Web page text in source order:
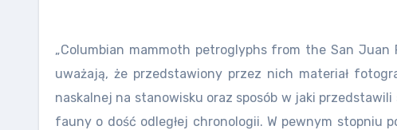
„Columbian mammoth petroglyphs from the San Juan
uważają, że przedstawiony przez nich materiał
naskalnej na stanowisku oraz sposób w jaki
fauny o dość odległej chronologii. W pewnym stopniu